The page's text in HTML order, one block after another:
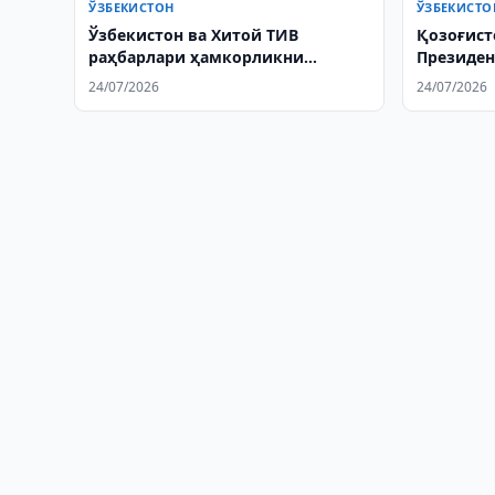
ЎЗБЕКИСТОН
Ўзбекистон ва Хитой ТИВ
раҳбарлари ҳамкорликни
муҳокама қилди
24/07/2026 24/07/2026